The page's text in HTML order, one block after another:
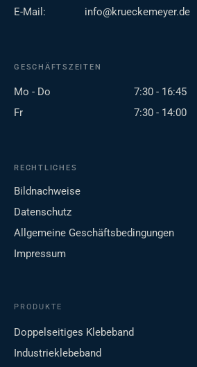
E-Mail:
info@krueckemeyer.de
GESCHÄFTSZEITEN
Mo - Do
7:30 - 16:45
Fr
7:30 - 14:00
RECHTLICHES
Bildnachweise
Datenschutz
Allgemeine Geschäftsbedingungen
Impressum
PRODUKTE
Doppelseitiges Klebeband
Industrieklebeband